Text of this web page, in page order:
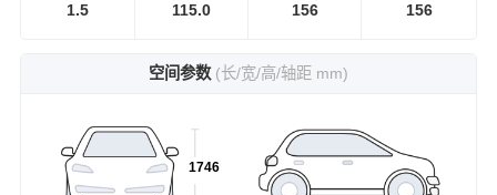
1.5
115.0
156
156
空间参数 (长/宽/高/轴距 mm)
1746